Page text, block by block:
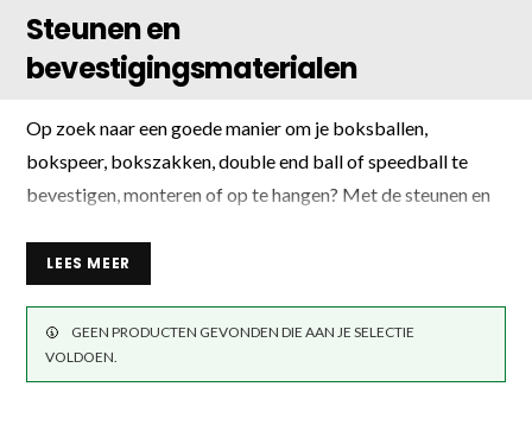
Steunen en
bevestigingsmaterialen
Op zoek naar een goede manier om je boksballen,
bokspeer, bokszakken, double end ball of speedball te
bevestigen, monteren of op te hangen? Met de steunen en
of andere trainingsmateriaal op. Wij bieden ophangveren,
kettingen om je bokszak mee op te hangen en wartels om
je boksbal mee aan het plafond te hangen. Kortom, alles
LEES MEER
GEEN PRODUCTEN GEVONDEN DIE AAN JE SELECTIE
VOLDOEN.